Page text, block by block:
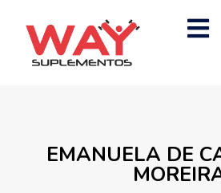
EMANUELA DE